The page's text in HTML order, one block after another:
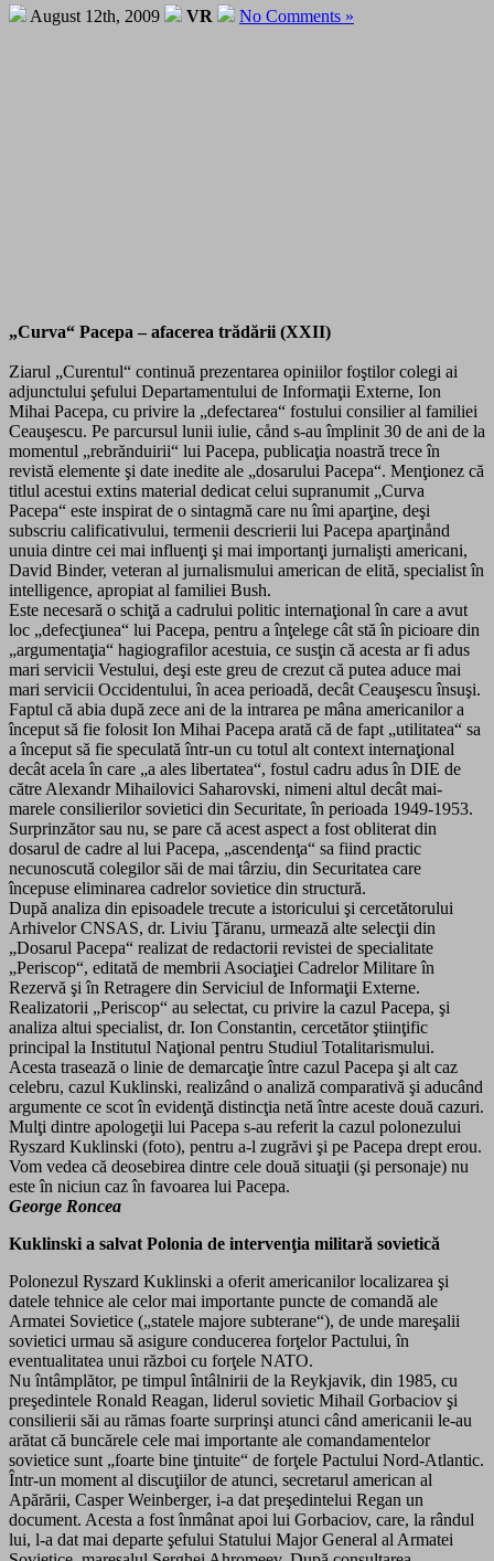
August 12th, 2009 VR No Comments »
„Curva“ Pacepa – afacerea trădării (XXII)
Ziarul „Curentul“ continuă prezentarea opiniilor foştilor colegi ai
adjunctului şefului Departamentului de Informaţii Externe, Ion
Mihai Pacepa, cu privire la „defectarea“ fostului consilier al familiei
Ceauşescu. Pe parcursul lunii iulie, cånd s-au împlinit 30 de ani de la
momentul „rebrănduirii“ lui Pacepa, publicaţia noastră trece în
revistă elemente şi date inedite ale „dosarului Pacepa“. Menţionez că
titlul acestui extins material dedicat celui supranumit „Curva
Pacepa“ este inspirat de o sintagmă care nu îmi aparţine, deşi
subscriu calificativului, termenii descrierii lui Pacepa aparţinånd
unuia dintre cei mai influenţi şi mai importanţi jurnalişti americani,
David Binder, veteran al jurnalismului american de elită, specialist în
intelligence, apropiat al familiei Bush.
Este necesară o schiţă a cadrului politic internaţional în care a avut
loc „defecţiunea“ lui Pacepa, pentru a înţelege cât stă în picioare din
„argumentaţia“ hagiografilor acestuia, ce susţin că acesta ar fi adus
mari servicii Vestului, deşi este greu de crezut că putea aduce mai
mari servicii Occidentului, în acea perioadă, decât Ceauşescu însuşi.
Faptul că abia după zece ani de la intrarea pe mâna americanilor a
început să fie folosit Ion Mihai Pacepa arată că de fapt „utilitatea“ sa
a început să fie speculată într-un cu totul alt context internaţional
decât acela în care „a ales libertatea“, fostul cadru adus în DIE de
către Alexandr Mihailovici Saharovski, nimeni altul decât mai-
marele consilierilor sovietici din Securitate, în perioada 1949-1953.
Surprinzător sau nu, se pare că acest aspect a fost obliterat din
dosarul de cadre al lui Pacepa, „ascendenţa“ sa fiind practic
necunoscută colegilor săi de mai târziu, din Securitatea care
începuse eliminarea cadrelor sovietice din structură.
După analiza din episoadele trecute a istoricului şi cercetătorului
Arhivelor CNSAS, dr. Liviu Ţăranu, urmează alte selecţii din
„Dosarul Pacepa“ realizat de redactorii revistei de specialitate
„Periscop“, editată de membrii Asociaţiei Cadrelor Militare în
Rezervă şi în Retragere din Serviciul de Informaţii Externe.
Realizatorii „Periscop“ au selectat, cu privire la cazul Pacepa, şi
analiza altui specialist, dr. Ion Constantin, cercetător ştiinţific
principal la Institutul Naţional pentru Studiul Totalitarismului.
Acesta trasează o linie de demarcaţie între cazul Pacepa şi alt caz
celebru, cazul Kuklinski, realizând o analiză comparativă şi aducând
argumente ce scot în evidenţă distincţia netă între aceste două cazuri.
Mulţi dintre apologeţii lui Pacepa s-au referit la cazul polonezului
Ryszard Kuklinski (foto), pentru a-l zugrăvi şi pe Pacepa drept erou.
Vom vedea că deosebirea dintre cele două situaţii (şi personaje) nu
este în niciun caz în favoarea lui Pacepa.
George Roncea
Kuklinski a salvat Polonia de intervenţia militară sovietică
Polonezul Ryszard Kuklinski a oferit americanilor localizarea şi
datele tehnice ale celor mai importante puncte de comandă ale
Armatei Sovietice („statele majore subterane“), de unde mareşalii
sovietici urmau să asigure conducerea forţelor Pactului, în
eventualitatea unui război cu forţele NATO.
Nu întâmplător, pe timpul întâlnirii de la Reykjavik, din 1985, cu
preşedintele Ronald Reagan, liderul sovietic Mihail Gorbaciov şi
consilierii săi au rămas foarte surprinşi atunci când americanii le-au
arătat că buncărele cele mai importante ale comandamentelor
sovietice sunt „foarte bine ţintuite“ de forţele Pactului Nord-Atlantic.
Într-un moment al discuţiilor de atunci, secretarul american al
Apărării, Casper Weinberger, i-a dat preşedintelui Regan un
document. Acesta a fost înmânat apoi lui Gorbaciov, care, la rândul
lui, l-a dat mai departe şefului Statului Major General al Armatei